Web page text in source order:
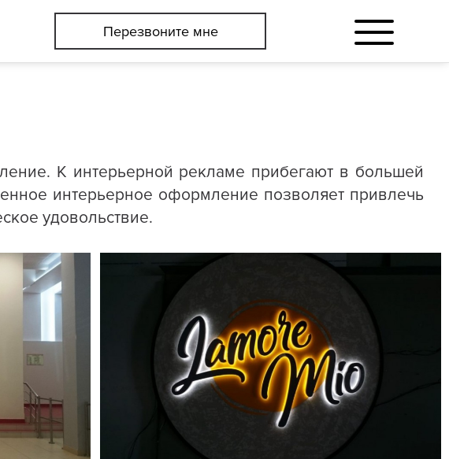
Перезвоните мне
К интерьерной рекламе прибегают в большей
интерьерное оформление позволяет привлечь
удовольствие.